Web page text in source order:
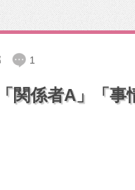
1
関係者A」「事